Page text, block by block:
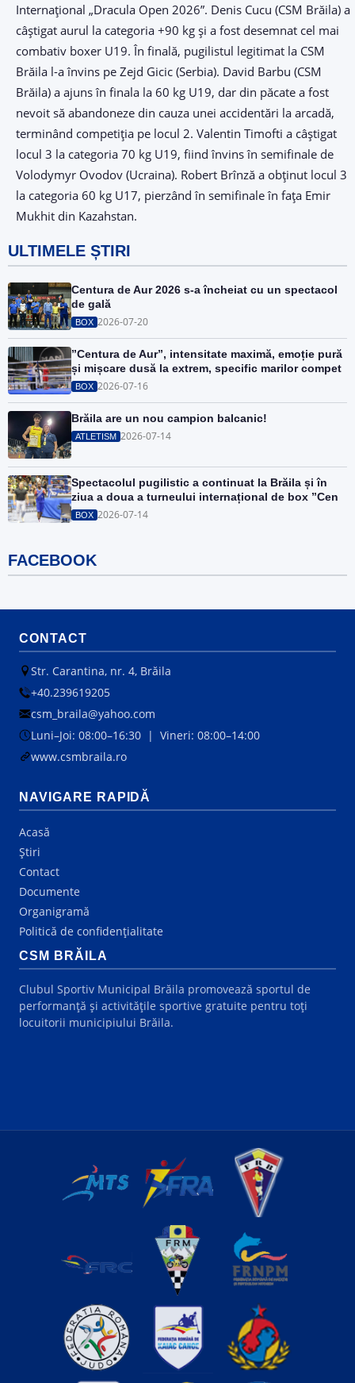
Internațional „Dracula Open 2026”. Denis Cucu (CSM Brăila) a
câștigat aurul la categoria +90 kg și a fost desemnat cel mai
combativ boxer U19. În finală, pugilistul legitimat la CSM
Brăila l-a învins pe Zejd Gicic (Serbia). David Barbu (CSM
Brăila) a ajuns în finala la 60 kg U19, dar din păcate a fost
nevoit să abandoneze din cauza unei accidentări la arcadă,
terminând competiția pe locul 2. Valentin Timofti a câștigat
locul 3 la categoria 70 kg U19, fiind învins în semifinale de
Volodymyr Ovodov (Ucraina). Robert Brînză a obținut locul 3
la categoria 60 kg U17, pierzând în semifinale în fața Emir
Mukhit din Kazahstan.
ULTIMELE ȘTIRI
Centura de Aur 2026 s-a încheiat cu un spectacol
de gală
BOX 2026-07-20
”Centura de Aur”, intensitate maximă, emoție pură
și mișcare dusă la extrem, specific marilor compet
BOX 2026-07-16
Brăila are un nou campion balcanic!
ATLETISM 2026-07-14
Spectacolul pugilistic a continuat la Brăila și în
ziua a doua a turneului internațional de box ”Cen
BOX 2026-07-14
FACEBOOK
CONTACT
Str. Carantina, nr. 4, Brăila
+40.239619205
csm_braila@yahoo.com
Luni–Joi: 08:00–16:30 | Vineri: 08:00–14:00
www.csmbraila.ro
NAVIGARE RAPIDĂ
Acasă
Știri
Contact
Documente
Organigramă
Politică de confidențialitate
CSM BRĂILA
Clubul Sportiv Municipal Brăila promovează sportul de
performanță și activitățile sportive gratuite pentru toți
locuitorii municipiului Brăila.